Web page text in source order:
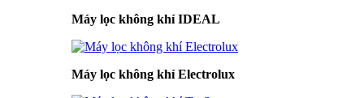
Máy lọc không khí IDEAL
Máy lọc không khí Electrolux